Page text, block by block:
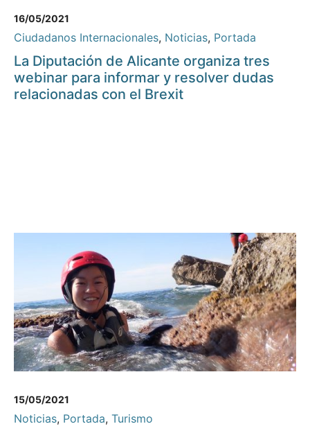
16/05/2021
Ciudadanos Internacionales, Noticias, Portada
La Diputación de Alicante organiza tres
webinar para informar y resolver dudas
relacionadas con el Brexit
15/05/2021
Noticias, Portada, Turismo